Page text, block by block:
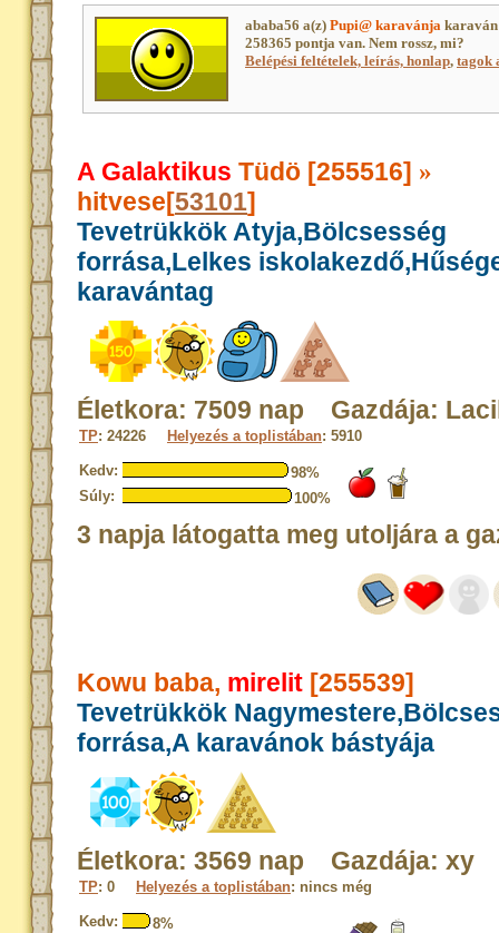
ababa56 a(z) Pupi@ karavánja
258365 pontja van. Nem rossz, mi?
Belépési feltételek, leírás, honlap, tagok
A Galaktikus Tüdö [255516] »
hitvese[53101]
Tevetrükkök Atyja,Bölcsesség
forrása,Lelkes
karavántag
Életkora: 7509 nap Gazdája:
TP: 24226 Helyezés a toplistában: 5910
Kedv:
98%
Súly:
100%
3 napja látogatta meg utoljára a
Kowu baba, mirelit [255539]
Tevetrükkök
forrása,A karavánok bástyája
Életkora: 3569 nap Gazdája: xy
TP: 0 Helyezés a toplistában: nincs még
Kedv:
8%